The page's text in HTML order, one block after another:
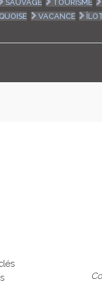
SAUVAGE TOURISME
VACANCE